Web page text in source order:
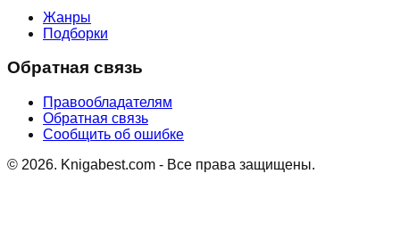
Жанры
Подборки
Обратная связь
Правообладателям
Обратная связь
Сообщить об ошибке
© 2026. Knigabest.com - Все права защищены.